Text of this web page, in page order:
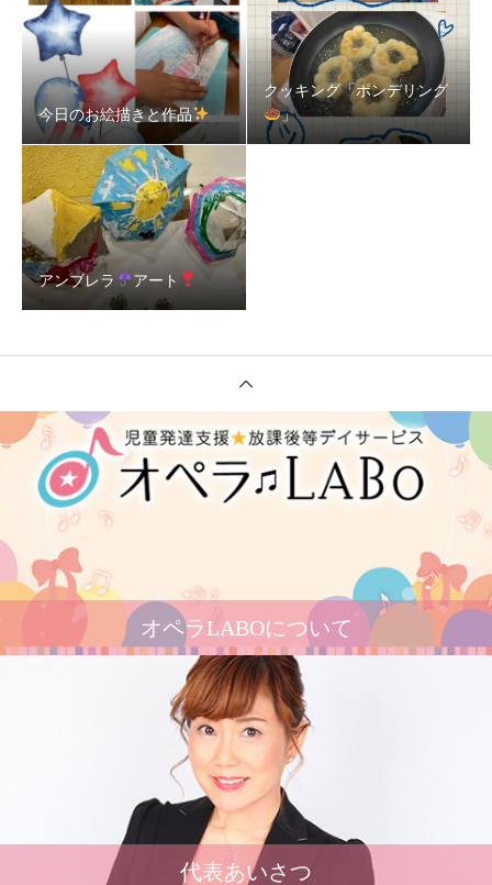
今日のお絵描きと作品
クッキング「ポンデリング
」
アンブレラ アート
オペラLABOについて
代表あいさつ